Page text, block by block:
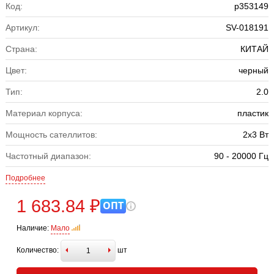
Код: р353149
Артикул: SV-018191
Страна: КИТАЙ
Цвет: черный
Тип: 2.0
Материал корпуса: пластик
Мощность сателлитов: 2х3 Вт
Частотный диапазон: 90 - 20000 Гц
Подробнее
1 683.84 ₽ ОПТ
Наличие: Мало
Количество: шт